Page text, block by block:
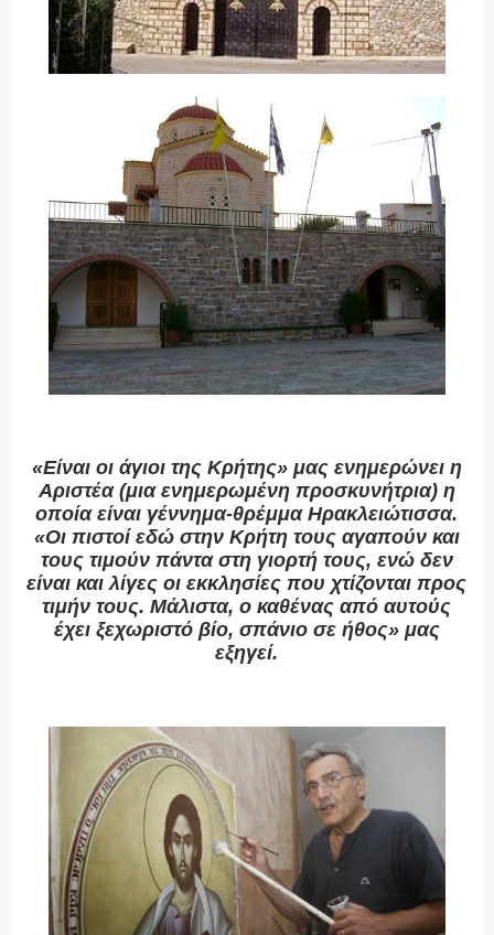
«Είναι οι άγιοι της Κρήτης» μας ενημερώνει η
Αριστέα (μια ενημερωμένη προσκυνήτρια) η
οποία είναι γέννημα-θρέμμα Ηρακλειώτισσα.
«Οι πιστοί εδώ στην Κρήτη τους αγαπούν και
τους τιμούν πάντα στη γιορτή τους, ενώ δεν
είναι και λίγες οι εκκλησίες που χτίζονται προς
τιμήν τους. Μάλιστα, ο καθένας από αυτούς
έχει ξεχωριστό βίο, σπάνιο σε ήθος» μας
εξηγεί.